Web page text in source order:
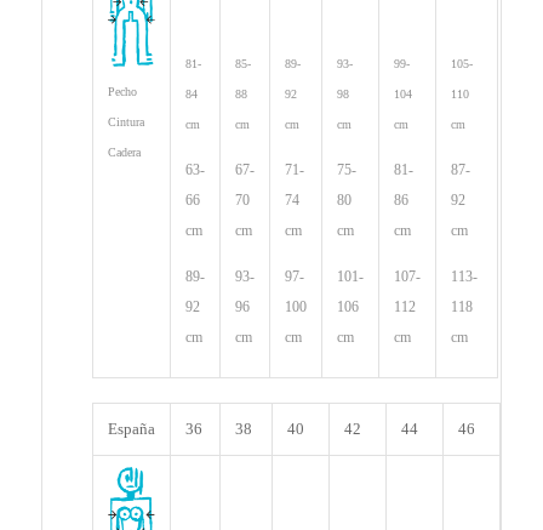
Pecho
Cintura
Cadera
81-
84
cm
63-
66
cm
89-
92
cm
85-
88
cm
67-
70
cm
93-
96
cm
89-
92
cm
71-
74
cm
97-
100
cm
93-
98
cm
75-
80
cm
101-
106
cm
99-
104
cm
81-
86
cm
107-
112
cm
105-
110
cm
87-
92
cm
113-
118
cm
España 36 38 40 42 44 46